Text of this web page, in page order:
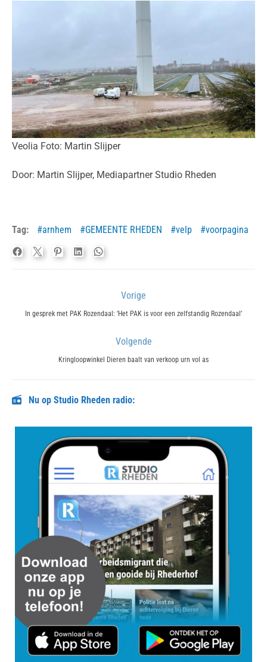
Veolia Foto: Martin Slijper
Door: Martin Slijper, Mediapartner Studio Rheden
Tag: arnhem GEMEENTE RHEDEN velp voorpagina
navigatie
Vorige
Previous
In gesprek met PAK Rozendaal: ‘Het PAK is voor een zelfstandig Rozendaal’
Volgende
Next
Kringloopwinkel Dieren baalt van verkoop urn vol as
Nu op Studio Rheden radio: